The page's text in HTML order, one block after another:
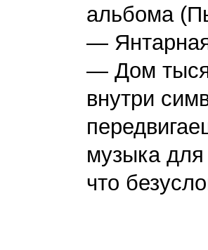
альбома
—
— Дом
внутри
музыка
что